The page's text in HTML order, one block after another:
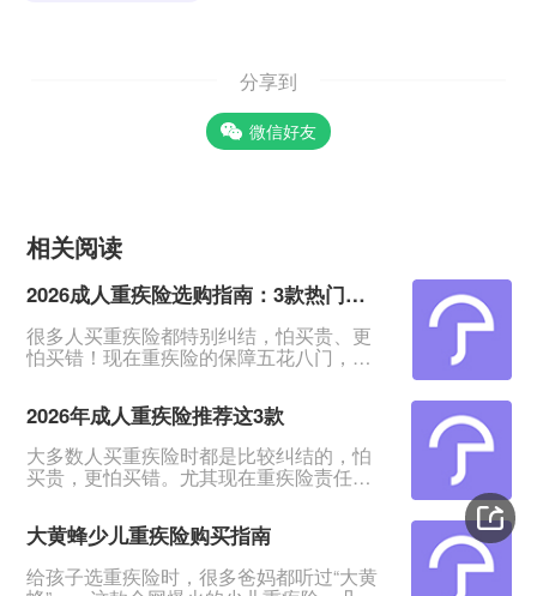
分享到
微信好友
相关阅读
2026成人重疾险选购指南：3款热门产品全面测评
很多人买重疾险都特别纠结，怕买贵、更
怕买错！现在重疾险的保障五花八门，条
专门对比整理了2026年市面上口碑、性价
比都靠前的3款成人重疾险，不管你是预算
有限、身体健康，还是身体有点小异常、
不好投保，都能从中挑到合适的。&nbsp;
一、君龙超级玛丽16号Pro：普通人首选，
重疾险里的性价比王
2026年成人重疾险推荐这3款
大多数人买重疾险时都是比较纠结的，怕
买贵，更怕买错。尤其现在重疾险责任越
比整理，给大家挑出成人重疾险榜单前列
的3款产品，适合各种预算、不同身体状况
的人群。&nbsp;如果你打算买重疾险，如
果你带病投保，或者预算紧张，这3款产品
大黄蜂少儿重疾险购买指南
给孩子选重疾险时，很多爸妈都听过“大黄